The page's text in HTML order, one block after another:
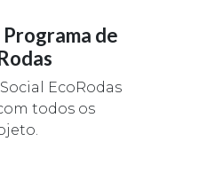
de
EcoRodas
todos os